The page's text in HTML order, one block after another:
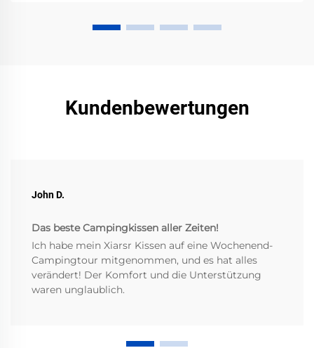
Kundenbewertungen
John D.
Das beste Campingkissen aller Zeiten!
Ich habe mein Xiarsr Kissen auf eine Wochenend-
Campingtour mitgenommen, und es hat alles
verändert! Der Komfort und die Unterstützung
waren unglaublich.